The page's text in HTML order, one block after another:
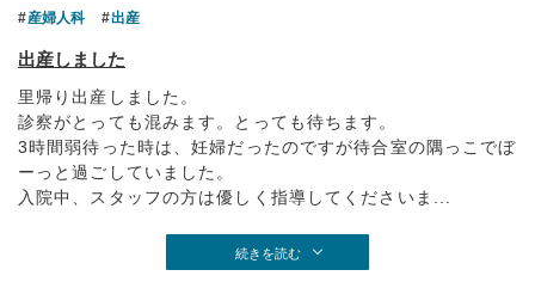
産婦人科 出産
出産しました
里帰り出産しました。
診察がとっても混みます。とっても待ちます。
3時間弱待った時は、妊婦だったのですが待合室の隅っこでぼ
ーっと過ごしていました。
入院中、スタッフの方は優しく指導してくださいま...
続きを読む